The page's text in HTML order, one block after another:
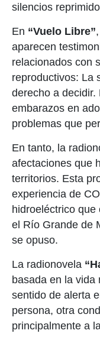
silencios
En “Vuelo Libre”
aparecen
relacionados con
reproductivos: La
derecho a
embarazos en
problemas que
En tanto, la
afectaciones que
territorios. Esta
experiencia de
hidroeléctrico que
el Río Grande de
se opuso.
La radionovela
basada en la vida
sentido de alerta
persona, otra
principalmente a